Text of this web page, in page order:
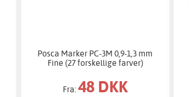
Posca Marker PC-3M 0,9-1,3 mm
Fine (27 forskellige farver)
Fra: 48 DKK